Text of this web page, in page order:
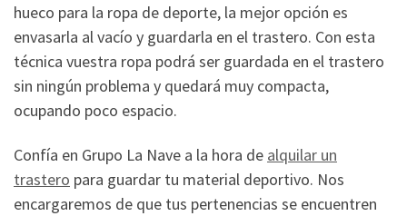
hueco para la ropa de deporte, la mejor opción es
envasarla al vacío y guardarla en el trastero. Con esta
técnica vuestra ropa podrá ser guardada en el trastero
sin ningún problema y quedará muy compacta,
ocupando poco espacio.
Confía en Grupo La Nave a la hora de alquilar un
trastero para guardar tu material deportivo. Nos
encargaremos de que tus pertenencias se encuentren